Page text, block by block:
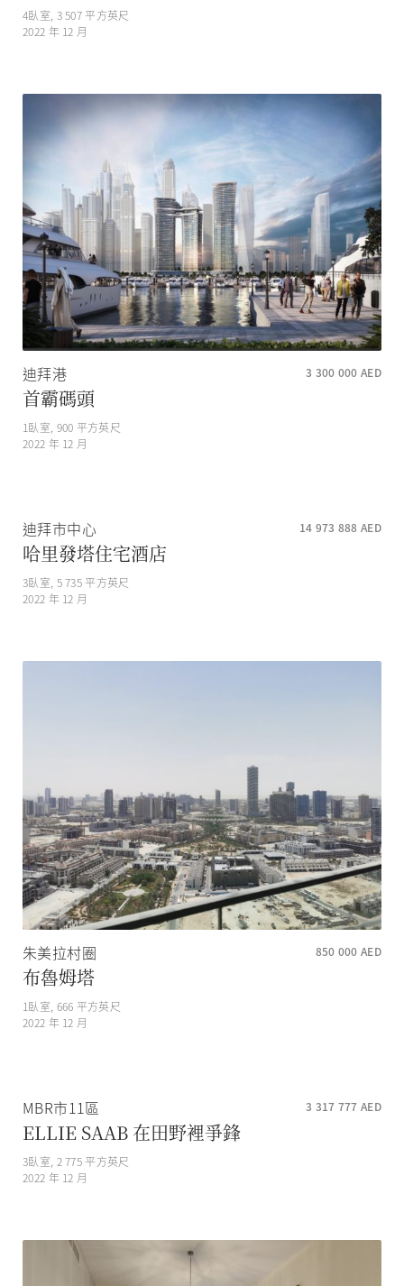
4臥室, 3 507 平方英尺
2022 年 12 月
迪拜港 3 300 000 AED
首霸碼頭
1臥室, 900 平方英尺
2022 年 12 月
迪拜市中心 14 973 888 AED
哈里發塔住宅酒店
3臥室, 5 735 平方英尺
2022 年 12 月
朱美拉村圈 850 000 AED
布魯姆塔
1臥室, 666 平方英尺
2022 年 12 月
MBR市11區 3 317 777 AED
ELLIE SAAB 在田野裡爭鋒
3臥室, 2 775 平方英尺
2022 年 12 月